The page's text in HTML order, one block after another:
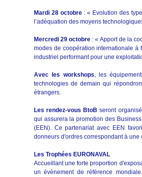
Mardi 28 octobre: « Evolution des
l’adéquation des moyens
Mercredi 29 octobre : « Apport de la
modes de coopération internationale à
industriel performant pour une
Avec les workshops, les
technologies de demain qui
étrangers.
Les rendez-vous BtoB seront
qui assurera la promotion des
(EEN). Ce partenariat avec EEN
donneurs d'ordres correspondant à
Les Trophées EURONAVAL
Accueillant une forte proportion
un évènement de référence